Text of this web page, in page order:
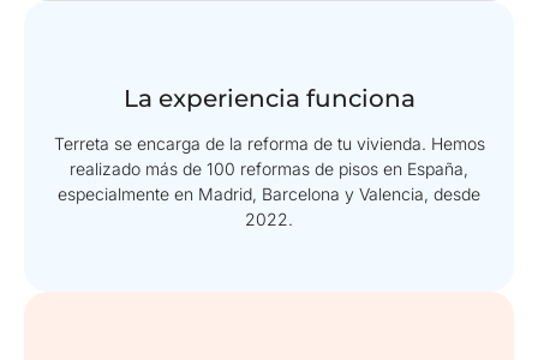
La experiencia funciona
Terreta se encarga de la reforma de tu vivienda. Hemos
realizado más de 100 reformas de pisos en España,
especialmente en Madrid, Barcelona y Valencia, desde
2022.